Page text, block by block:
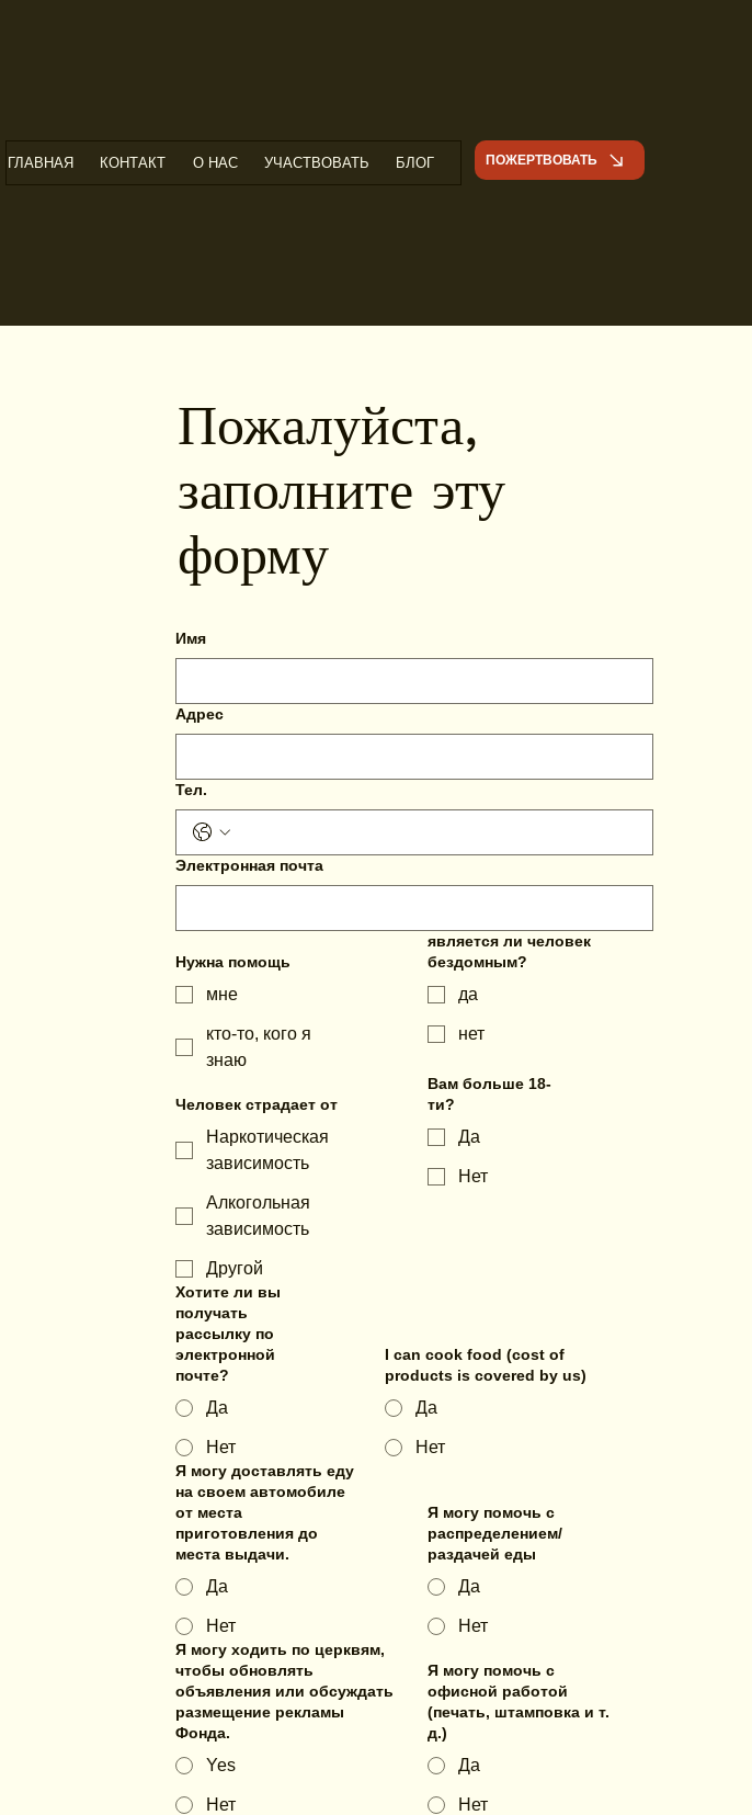
ГЛАВНАЯ КОНТАКТ О НАС УЧАСТВОВАТЬ БЛОГ ПОЖЕРТВОВАТЬ
Пожалуйста,
заполните эту
форму
Имя
Адрес
Тел.
Электронная почта
Нужна помощь
мнe
кто-то, кого я
знаю
является ли человек
бездомным?
да
нет
Человек страдает от
Наркотическая
зависимость
Алкогольная
зависимость
Другой
Вам больше 18-
ти?
Да
Нет
Хотите ли вы
получать
рассылку по
электронной
почте?
Да
Нет
I can cook food (cost of
products is covered by us)
Да
Нет
Я могу доставлять еду
на своем автомобиле
от места
приготовления до
места выдачи.
Да
Нет
Я могу помочь с
распределением/
раздачей еды
Да
Нет
Я могу ходить по церквям,
чтобы обновлять
объявления или обсуждать
размещение рекламы
Фонда.
Yes
Нет
Я могу помочь с
офисной работой
(печать, штамповка и т.
д.)
Да
Нет